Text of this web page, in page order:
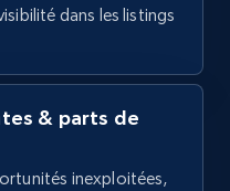
rating, Product
Rating,
dans les listings
& parts de
inexploitées,